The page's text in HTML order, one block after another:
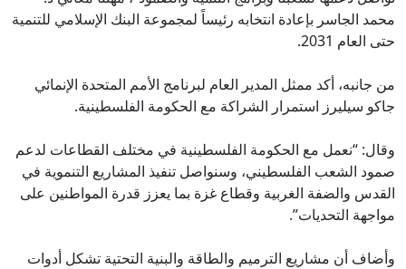
محمد الجاسر بإعادة انتخابه رئيساً لمجموعة البنك الإسلامي للتنمية
حتى العام 2031.
من جانبه، أكد ممثل المدير العام لبرنامج الأمم المتحدة الإنمائي
جاكو سيليرز استمرار الشراكة مع الحكومة الفلسطينية.
وقال: “نعمل مع الحكومة الفلسطينية في مختلف القطاعات لدعم
صمود الشعب الفلسطيني، وسنواصل تنفيذ المشاريع التنموية في
القدس والضفة الغربية وقطاع غزة بما يعزز قدرة المواطنين على
مواجهة التحديات”.
وأضاف أن مشاريع الترميم والطاقة والبنية التحتية تشكل أدوات